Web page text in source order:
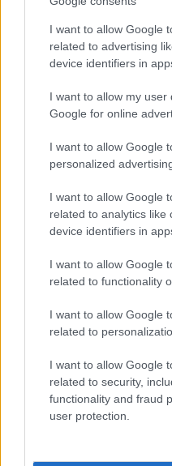
I want to allow Google
related to advertising
device identifiers in
I want to allow my user
Google for online
I want to allow Google
personalized
I want to allow Google
related to analytics like
device identifiers in
I want to allow Google
related to functionality
I want to allow Google
related to
I want to allow Google
related to security,
functionality and fraud
user protection.